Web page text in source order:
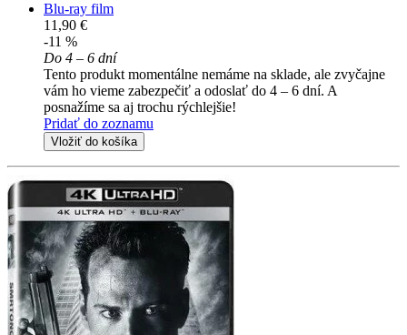
Blu-ray film
11,90 €
-11 %
Do 4 – 6 dní
Tento produkt momentálne nemáme na sklade, ale zvyčajne
vám ho vieme zabezpečiť a odoslať do 4 – 6 dní. A
posnažíme sa aj trochu rýchlejšie!
Pridať do zoznamu
Vložiť do košíka